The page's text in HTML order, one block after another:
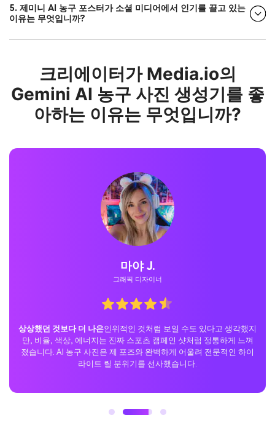
5. 제미니 AI 농구 포스터가 소셜 미디어에서 인기를 끌고 있는
이유는 무엇입니까?
크리에이터가 Media.io의
Gemini AI 농구 사진 생성기를 좋
아하는 이유는 무엇입니까?
조던 P.
캐주얼 사용자
완벽한 틱톡 서프라이즈.저는 제미니 프롬프트를 사용하여 AI 농구
트렌드를 시도하고 TikTok에서 제 포스터를 공유했습니다. 반응은
격렬했습니다. 모두가 사실성과 모션 조명을 좋아했고, 이 게시물은
빠르게 바이러스가 되었습니다.